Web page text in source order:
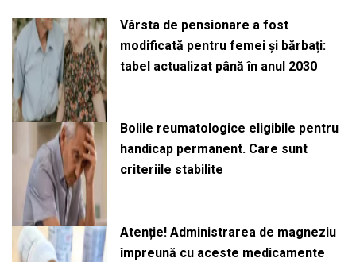
Vârsta de pensionare a fost
modificată pentru femei și bărbați:
tabel actualizat până în anul 2030
Bolile reumatologice eligibile pentru
handicap permanent. Care sunt
criteriile stabilite
Atenție! Administrarea de magneziu
împreună cu aceste medicamente